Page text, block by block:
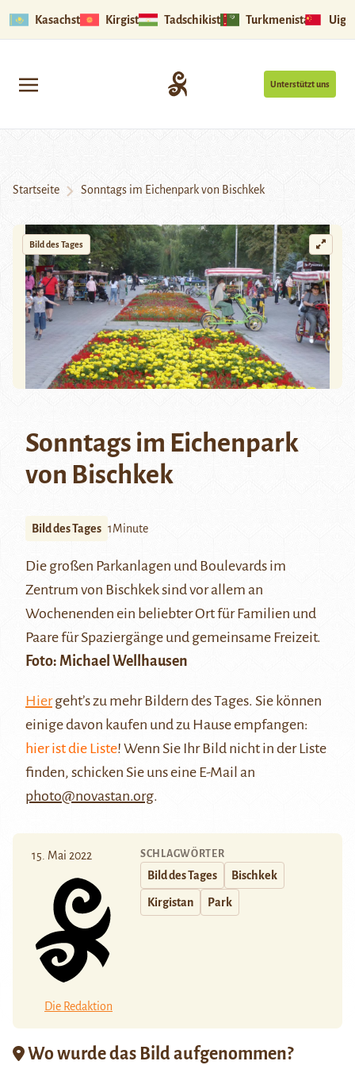
Kasachstan Kirgistan Tadschikistan Turkmenistan
Unterstützt uns
Startseite Sonntags im Eichenpark von Bischkek
Bild des Tages
Sonntags im Eichenpark
von Bischkek
Bild des Tages 1Minute
Die großen Parkanlagen und Boulevards im
Zentrum von Bischkek sind vor allem an
Wochenenden ein beliebter Ort für Familien und
Paare für Spaziergänge und gemeinsame Freizeit.
Foto: Michael Wellhausen
Hiergeht’s zu mehr Bildern des Tages. Sie können
einige davon kaufen und zu Hause empfangen:
hier ist die Liste! Wenn Sie Ihr Bild nicht in der Liste
finden, schicken Sie uns eine E-Mail an
photo@novastan.org.
15. Mai 2022
Die Redaktion
SCHLAGWÖRTER
Bild des Tages Bischkek
Kirgistan Park
Wo wurde das Bild aufgenommen?